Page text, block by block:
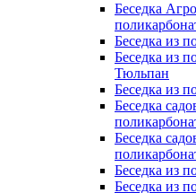
Беседка
Беседка из
Беседка из
Тюльпан
Беседка из
Беседка
Беседка
Беседка из
Беседка из